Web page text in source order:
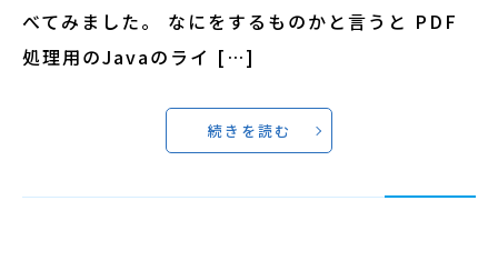
べてみました。 なにをするものかと言うと PDF
処理用のJavaのライ […]
続きを読む